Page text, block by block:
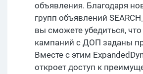
объявления. Благодаря
групп объявлений
вы сможете убедиться,
кампаний с ДОП заданы
Вместе с этим
откроет доступ к